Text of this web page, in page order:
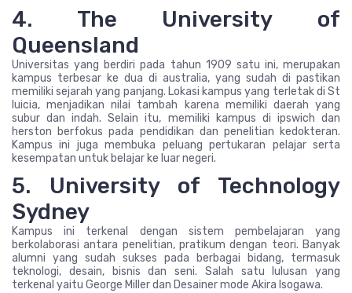
4. The University of
Queensland
Universitas yang berdiri pada tahun 1909 satu ini, merupakan
kampus terbesar ke dua di australia, yang sudah di pastikan
memiliki sejarah yang panjang. Lokasi kampus yang terletak di St
luicia, menjadikan nilai tambah karena memiliki daerah yang
subur dan indah. Selain itu, memiliki kampus di ipswich dan
herston berfokus pada pendidikan dan penelitian kedokteran.
Kampus ini juga membuka peluang pertukaran pelajar serta
kesempatan untuk belajar ke luar negeri.
5. University of Technology
Sydney
Kampus ini terkenal dengan sistem pembelajaran yang
berkolaborasi antara penelitian, pratikum dengan teori. Banyak
alumni yang sudah sukses pada berbagai bidang, termasuk
teknologi, desain, bisnis dan seni. Salah satu lulusan yang
terkenal yaitu George Miller dan Desainer mode Akira Isogawa.